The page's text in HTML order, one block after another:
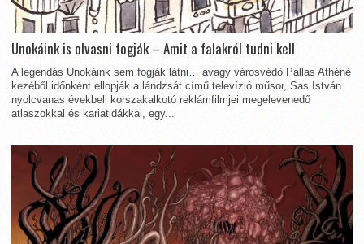
Unokáink is olvasni fogják – Amit a falakról tudni kell
A legendás Unokáink sem fogják látni… avagy városvédő Pallas Athéné
kezéből időnként ellopják a lándzsát című televízió műsor, Sas István
nyolcvanas évekbeli korszakalkotó reklámfilmjei megelevenedő
atlaszokkal és kariatidákkal, egy...